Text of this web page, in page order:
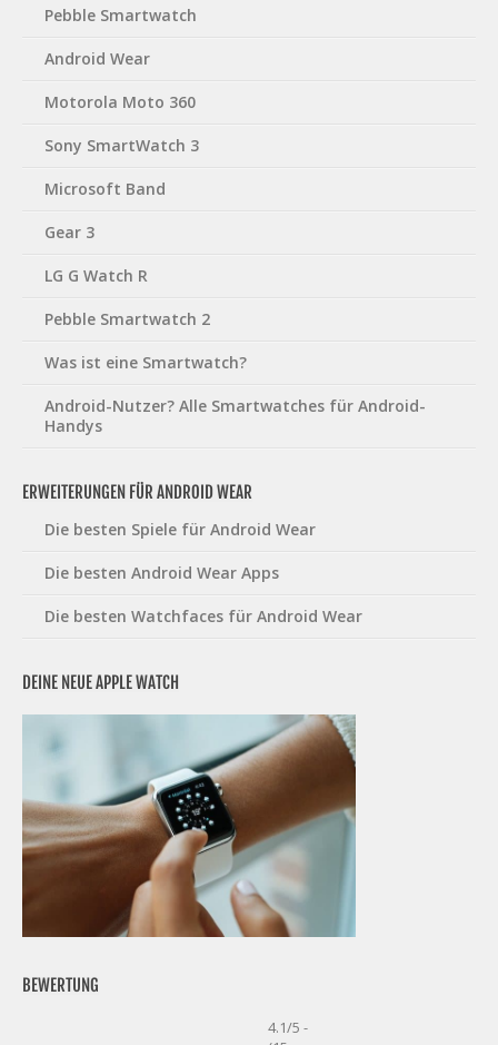
Pebble Smartwatch
Android Wear
Motorola Moto 360
Sony SmartWatch 3
Microsoft Band
Gear 3
LG G Watch R
Pebble Smartwatch 2
Was ist eine Smartwatch?
Android-Nutzer? Alle Smartwatches für Android-
Handys
ERWEITERUNGEN FÜR ANDROID WEAR
Die besten Spiele für Android Wear
Die besten Android Wear Apps
Die besten Watchfaces für Android Wear
DEINE NEUE APPLE WATCH
BEWERTUNG
4.1/5 -